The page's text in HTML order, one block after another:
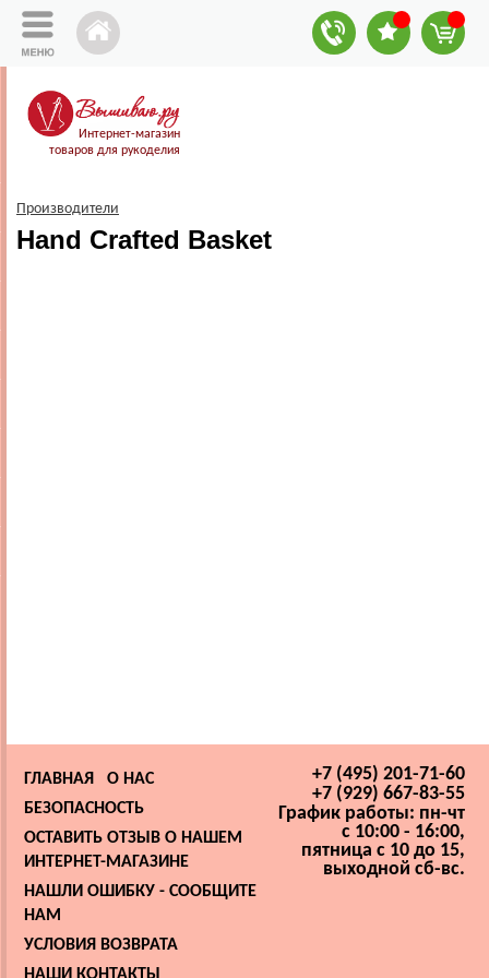
Интернет-магазин
товаров для рукоделия
Производители
Hand Crafted Basket
+7 (495) 201-71-60
+7 (929) 667-83-55
График работы: пн-чт
с 10:00 - 16:00,
пятница с 10 до 15,
выходной сб-вс.
ГЛАВНАЯ
О НАС
БЕЗОПАСНОСТЬ
ОСТАВИТЬ ОТЗЫВ О НАШЕМ
ИНТЕРНЕТ-МАГАЗИНЕ
НАШЛИ ОШИБКУ - СООБЩИТЕ
НАМ
УСЛОВИЯ ВОЗВРАТА